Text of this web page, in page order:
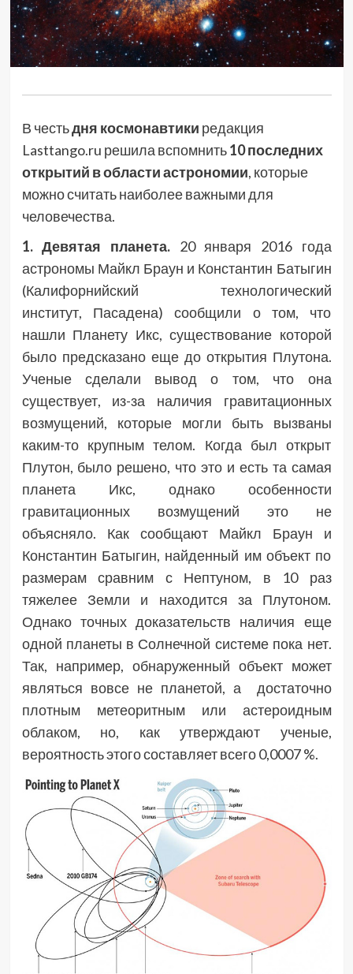
В честьдня космонавтики редакция
Lasttango.ru решила вспомнить10 последних
открытий в области астрономии, которые
можно считать наиболее важными для
человечества.
1. Девятая планета.20 января 2016 года
астрономы Майкл Браун и Константин Батыгин
(Калифорнийский технологический
институт, Пасадена) сообщили о том, что
нашли Планету Икс, существование которой
было предсказано еще до открытия Плутона.
Ученые сделали вывод о том, что она
существует, из-за наличия гравитационных
возмущений, которые могли быть вызваны
каким-то крупным телом. Когда был открыт
Плутон, было решено, что это и есть та самая
планета Икс, однако особенности
гравитационных возмущений это не
объясняло. Как сообщают Майкл Браун и
Константин Батыгин, найденный им объект по
размерам сравним с Нептуном, в 10 раз
тяжелее Земли и находится за Плутоном.
Однако точных доказательств наличия еще
одной планеты в Солнечной системе пока нет.
Так, например, обнаруженный объект может
являться вовсе не планетой, а достаточно
плотным метеоритным или астероидным
облаком, но, как утверждают ученые,
вероятность этого составляет всего 0,0007 %.